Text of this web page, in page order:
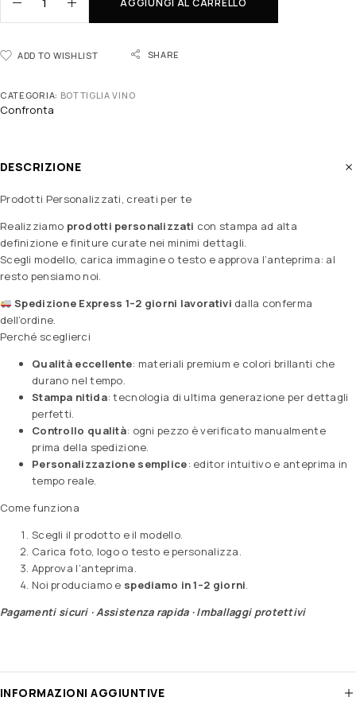
ADD TO WISHLIST SHARE
CATEGORIA: BOTTIGLIA VINO
Confronta
DESCRIZIONE
Prodotti Personalizzati, creati per te
Realizziamo prodotti personalizzati con stampa ad alta
definizione e finiture curate nei minimi dettagli.
Scegli modello, carica immagine o testo e approva l’anteprima: al
resto pensiamo noi.
Spedizione Express 1–2 giorni lavorativi dalla conferma
dell’ordine.
Perché sceglierci
Qualità eccellente: materiali premium e colori brillanti che
durano nel tempo.
Stampa nitida: tecnologia di ultima generazione per dettagli
perfetti.
Controllo qualità: ogni pezzo è verificato manualmente
prima della spedizione.
Personalizzazione semplice: editor intuitivo e anteprima in
tempo reale.
Come funziona
Scegli il prodotto e il modello.
Carica foto, logo o testo e personalizza.
Approva l’anteprima.
Noi produciamo e spediamo in 1–2 giorni.
Pagamenti sicuri · Assistenza rapida · Imballaggi protettivi
INFORMAZIONI AGGIUNTIVE